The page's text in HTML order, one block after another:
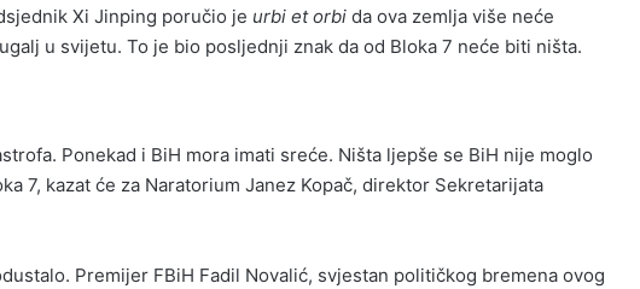
Xi Jinping poručio je urbi et orbi da ova zemlja više neće
u svijetu. To je bio posljednji znak da od Bloka 7 neće biti ništa.
Ponekad i BiH mora imati sreće. Ništa ljepše se BiH nije moglo
7, kazat će za Naratorium Janez Kopač, direktor Sekretarijata
Premijer FBiH Fadil Novalić, svjestan političkog bremena ovog